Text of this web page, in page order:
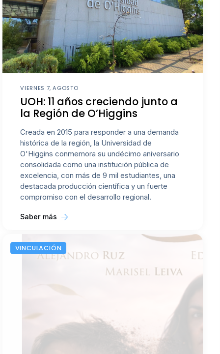
VIERNES 7, AGOSTO
UOH: 11 años creciendo junto a
la Región de O’Higgins
Creada en 2015 para responder a una demanda
histórica de la región, la Universidad de
O'Higgins conmemora su undécimo aniversario
consolidada como una institución pública de
excelencia, con más de 9 mil estudiantes, una
destacada producción científica y un fuerte
compromiso con el desarrollo regional.
Saber más
VINCULACIÓN